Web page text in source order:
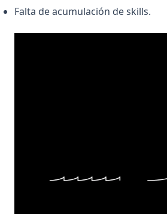
Falta de acumulación de skills.